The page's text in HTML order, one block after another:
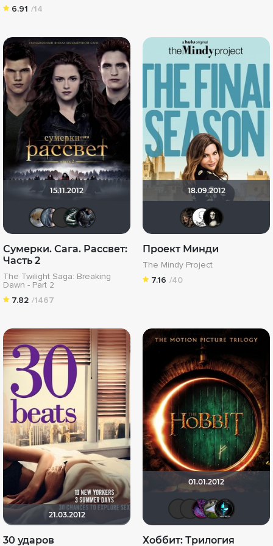
6.91 /14
15.11.2012
Анюта*-* Большой любитель кино
Акелла258
Сумерки. Сага. Рассвет:
Часть 2
The Twilight Saga: Breaking
Dawn - Part 2
7.82 /1467
18.09.2012
Проект Минди
The Mindy Project
7.16 /40
21.03.2012
30 ударов
01.01.2012
Mikhail.kz
Хоббит: Трилогия